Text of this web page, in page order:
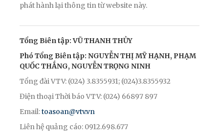
phát hành lại thông tin từ website này.
Tổng Biên tập: VŨ THANH THỦY
Phó Tổng Biên tập: NGUYỄN THỊ MỸ HẠNH, PHẠM
QUỐC THẮNG, NGUYỄN TRỌNG NINH
Tổng đài VTV: (024) 3.8355931; (024)3.8355932
Điện thoại Thời báo VTV: (024) 66897 897
Email:toasoan@vtv.vn
Liên hệ quảng cáo: 0912.698.677